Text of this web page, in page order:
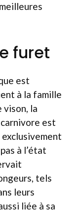
furet
est
à la famille
vison, la
est
exclusivement
à l’état
tels
leurs
liée à sa